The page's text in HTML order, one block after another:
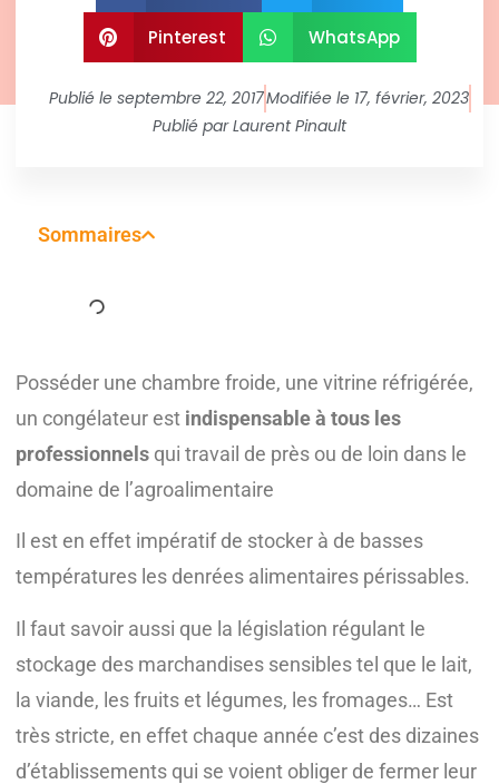
Pinterest WhatsApp
Publié le septembre 22, 2017Modifiée le 17, février, 2023
Publié parLaurent Pinault
Sommaires
Posséder une chambre froide, une vitrine réfrigérée,
un congélateur est indispensable à tous les
professionnels qui travail de près ou de loin dans le
domaine de l’agroalimentaire
Il est en effet impératif de stocker à de basses
températures les denrées alimentaires périssables.
Il faut savoir aussi que la législation régulant le
stockage des marchandises sensibles tel que le lait,
la viande, les fruits et légumes, les fromages… Est
très stricte, en effet chaque année c’est des dizaines
d’établissements qui se voient obliger de fermer leur